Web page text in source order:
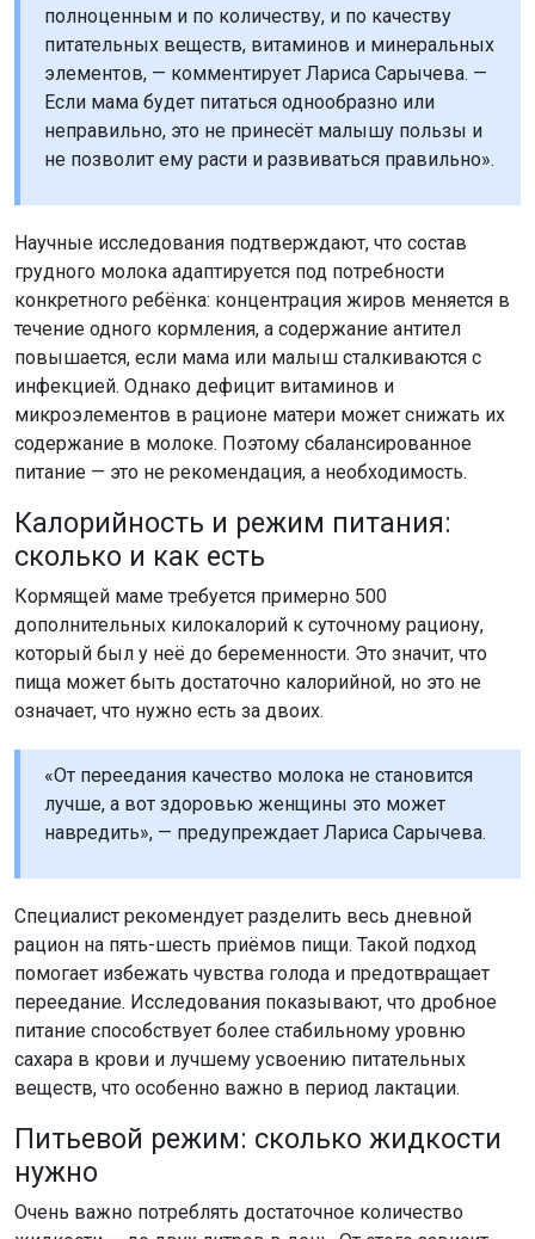
полноценным и по количеству, и по качеству
питательных веществ, витаминов и минеральных
элементов, — комментирует Лариса Сарычева. —
Если мама будет питаться однообразно или
неправильно, это не принесёт малышу пользы и
не позволит ему расти и развиваться правильно».
Научные исследования подтверждают, что состав
грудного молока адаптируется под потребности
конкретного ребёнка: концентрация жиров меняется в
течение одного кормления, а содержание антител
повышается, если мама или малыш сталкиваются с
инфекцией. Однако дефицит витаминов и
микроэлементов в рационе матери может снижать их
содержание в молоке. Поэтому сбалансированное
питание — это не рекомендация, а необходимость.
Калорийность и режим питания:
сколько и как есть
Кормящей маме требуется примерно 500
дополнительных килокалорий к суточному рациону,
который был у неё до беременности. Это значит, что
пища может быть достаточно калорийной, но это не
означает, что нужно есть за двоих.
«От переедания качество молока не становится
лучше, а вот здоровью женщины это может
навредить», — предупреждает Лариса Сарычева.
Специалист рекомендует разделить весь дневной
рацион на пять-шесть приёмов пищи. Такой подход
помогает избежать чувства голода и предотвращает
переедание. Исследования показывают, что дробное
питание способствует более стабильному уровню
сахара в крови и лучшему усвоению питательных
веществ, что особенно важно в период лактации.
Питьевой режим: сколько жидкости
нужно
Очень важно потреблять достаточное количество